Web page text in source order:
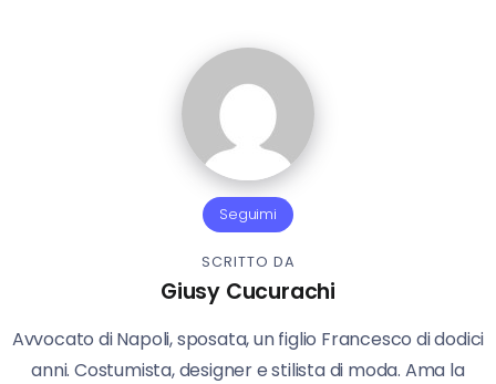
Seguimi
SCRITTO DA
Giusy Cucurachi
Avvocato di Napoli, sposata, un figlio Francesco di dodici
anni. Costumista, designer e stilista di moda. Ama la